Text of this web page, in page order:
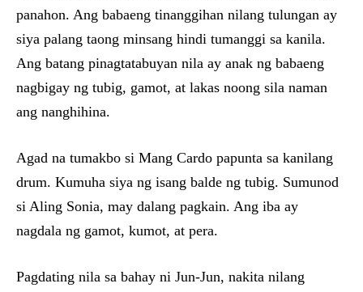
panahon. Ang babaeng tinanggihan nilang tulungan ay
siya palang taong minsang hindi tumanggi sa kanila.
Ang batang pinagtatabuyan nila ay anak ng babaeng
nagbigay ng tubig, gamot, at lakas noong sila naman
ang nanghihina.
Agad na tumakbo si Mang Cardo papunta sa kanilang
drum. Kumuha siya ng isang balde ng tubig. Sumunod
si Aling Sonia, may dalang pagkain. Ang iba ay
nagdala ng gamot, kumot, at pera.
Pagdating nila sa bahay ni Jun-Jun, nakita nilang